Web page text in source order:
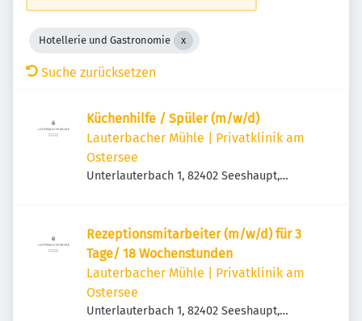
Hotellerie und Gastronomie
Suche zurücksetzen
Küchenhilfe / Spüler (m/w/d)
Lauterbacher Mühle | Privatklinik am
Ostersee
Unterlauterbach 1, 82402 Seeshaupt,
Rezeptionsmitarbeiter (m/w/d) für 3
Tage/ 18 Wochenstunden
Lauterbacher Mühle | Privatklinik am
Ostersee
Unterlauterbach 1, 82402 Seeshaupt,